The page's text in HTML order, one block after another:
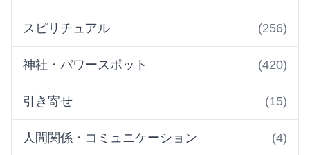
スピリチュアル (256)
神社・パワースポット (420)
引き寄せ (15)
人間関係・コミュニケーション (4)